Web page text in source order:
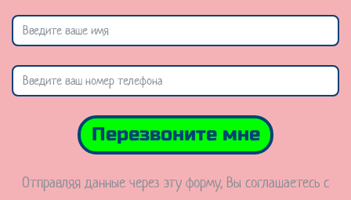
Перезвоните мне
Отправляя данные через эту форму, Вы соглашаетесь с